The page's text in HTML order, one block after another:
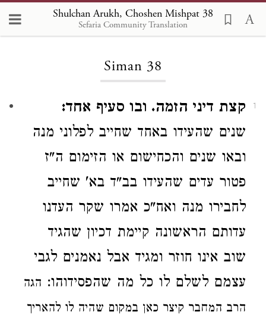
Shulchan Arukh, Choshen Mishpat 38
Sefaria Community Translation
Loading...
Siman 38
1
קצת דיני הזמה. ובו סעיף אחד:
שנים שהעידו באחד שחייב לפלוני מנה
ובאו שנים והכחישום או הזימום ה"ז
פטור עדים שהעידו בב"ד בא' שחייב
לחבירו מנה ואח"כ אמרו שקר העדנו
עדותם הראשונה קיימת דכיון שהגיד
שוב אינו חוזר ומגיד אבל נאמנים לגבי
עצמם לשלם לו כל מה שהפסידוהו: הגה
הרב המחבר קיצר כאן במקום שהיה לו להאריך